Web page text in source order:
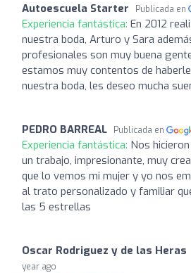
Autoescuela Starter Publicada en
Experiencia fantástica: En 2012
nuestra boda, Arturo y Sara
profesionales son muy buena
estamos muy contentos de
nuestra boda, les deseo mucha
PEDRO BARREAL Publicada en
Experiencia fantástica: Nos
un trabajo, impresionante, muy
que lo vemos mi mujer y yo nos
al trato personalizado y familiar
las 5 estrellas
Oscar Rodriguez y de las Heras
year ago